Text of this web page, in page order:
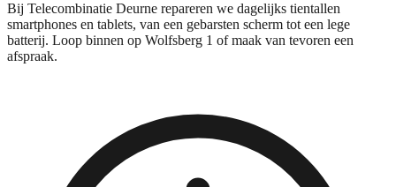
Bij Telecombinatie Deurne repareren we dagelijks tientallen
smartphones en tablets, van een gebarsten scherm tot een lege
batterij. Loop binnen op Wolfsberg 1 of maak van tevoren een
afspraak.